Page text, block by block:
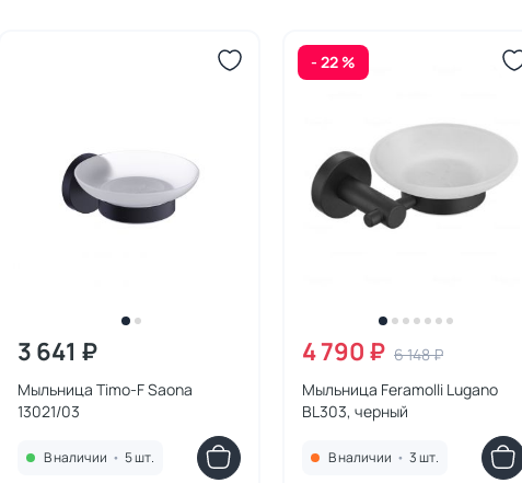
3 641 ₽
Мыльница Timo-F Saona
13021/03
В наличии • 5 шт.
- 22 %
4 790 ₽ 6 148 ₽
Мыльница Feramolli Lugano
BL303, черный
В наличии • 3 шт.